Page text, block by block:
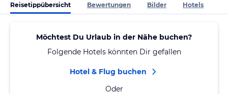
Reisetippübersicht Bewertungen Bilder Hotels
Möchtest Du Urlaub in der Nähe buchen?
Folgende Hotels könnten Dir gefallen
Hotel & Flug buchen
Oder